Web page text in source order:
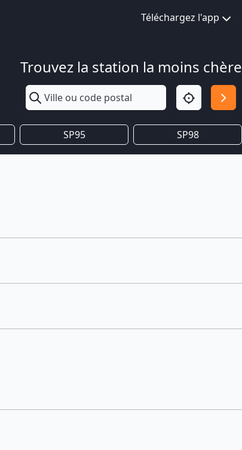
Téléchargez l'app
Trouvez la station la moins chère
SP95 SP98